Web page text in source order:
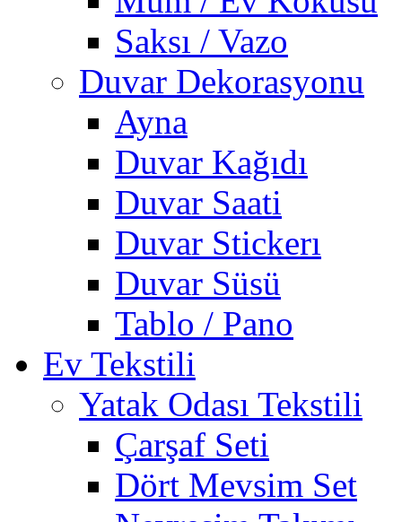
Saksı / Vazo
Duvar Dekorasyonu
Ayna
Duvar Kağıdı
Duvar Saati
Duvar Stickerı
Duvar Süsü
Tablo / Pano
Ev Tekstili
Yatak Odası Tekstili
Çarşaf Seti
Dört Mevsim Set